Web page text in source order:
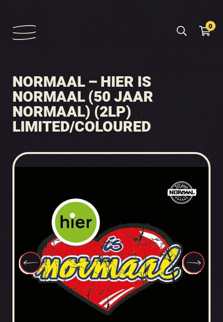
0
NORMAAL – HIER IS
NORMAAL (50 JAAR
NORMAAL) (2LP)
LIMITED/COLOURED